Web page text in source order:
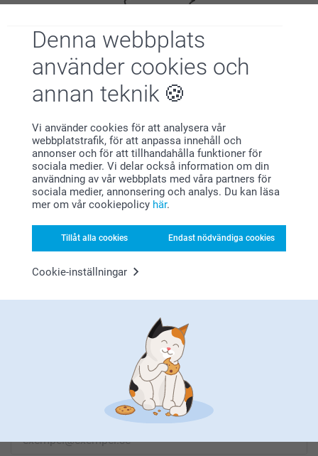
Denna webbplats
använder cookies och
annan teknik
Vi använder cookies för att analysera vår
webbplatstrafik, för att anpassa innehåll och
annonser och för att tillhandahålla funktioner för
sociala medier. Vi delar också information om din
användning av vår webbplats med våra partners för
sociala medier, annonsering och analys. Du kan läsa
mer om vår cookiepolicy här.
Tillåt alla cookies Endast nödvändiga cookies
Cookie-inställningar
Bonus på alla dina köp
Letar du efter inspiration?
Förstklassig kundservice
Registrera dig till vårt nyhetsbrev
Ange din e-postadress här